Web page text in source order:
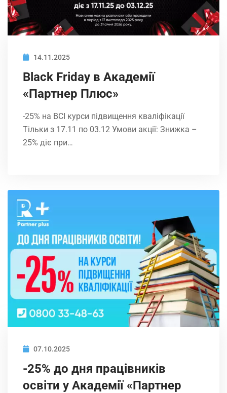
14.11.2025
Black Friday в Академії
«Партнер Плюс»
-25% на ВСІ курси підвищення кваліфікації
Тільки з 17.11 по 03.12 Умови акції: Знижка –
25% діє при…
07.10.2025
-25% до дня працівників
освіти у Академії «Партнер